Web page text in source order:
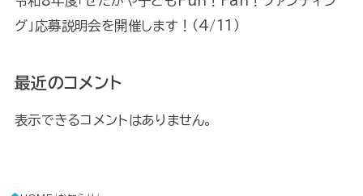
グ」応募説明会を開催します！（4/11）
最近のコメント
表示できるコメントはありません。